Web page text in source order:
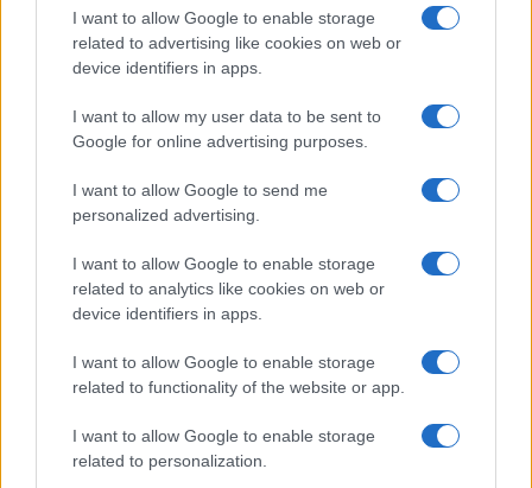
I want to allow Google to enable storage
related to advertising like cookies on web or
device identifiers in apps.
I want to allow my user data to be sent to
Google for online advertising purposes.
I want to allow Google to send me
personalized advertising.
I want to allow Google to enable storage
related to analytics like cookies on web or
device identifiers in apps.
I want to allow Google to enable storage
related to functionality of the website or app.
I want to allow Google to enable storage
related to personalization.
Orbán Anita kelt a zsidó állam
védelmére
A megmozduláson a palesztin terrort éltető
dalok eléneklésével tiltakoztak Izrael ellen: a
tüntetésen felcsendülőLeve Palestinacímű
dal szövege például arról szólt, hogy „Éljen
Palesztina, vesszen a cionizmus”, de volt
benne olyan rész is, hogy
„Büszkén köveket vetettünk,